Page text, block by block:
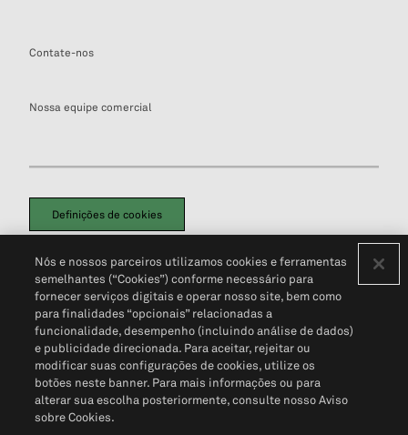
Contate-nos
Nossa equipe comercial
Definições de cookies
Política de PrivacidadePortal de privacidade do cliente (em inglês)
Não Venda Minhas Informações Pessoais© 2026 S&P Global
Nós e nossos parceiros utilizamos cookies e ferramentas
semelhantes (“Cookies”) conforme necessário para
fornecer serviços digitais e operar nosso site, bem como
para finalidades “opcionais” relacionadas a
funcionalidade, desempenho (incluindo análise de dados)
e publicidade direcionada. Para aceitar, rejeitar ou
modificar suas configurações de cookies, utilize os
botões neste banner. Para mais informações ou para
alterar sua escolha posteriormente, consulte nosso Aviso
sobre Cookies.